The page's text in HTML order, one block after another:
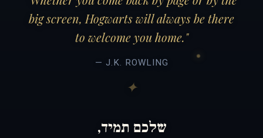
big screen, Hogwarts will always be there
to welcome you home."
— J.K. ROWLING
שלכם תמיד,